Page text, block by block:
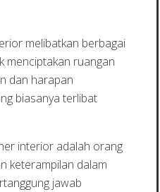
melibatkan berbagai
menciptakan ruangan
dan harapan
biasanya terlibat
interior adalah orang
keterampilan dalam
jawab